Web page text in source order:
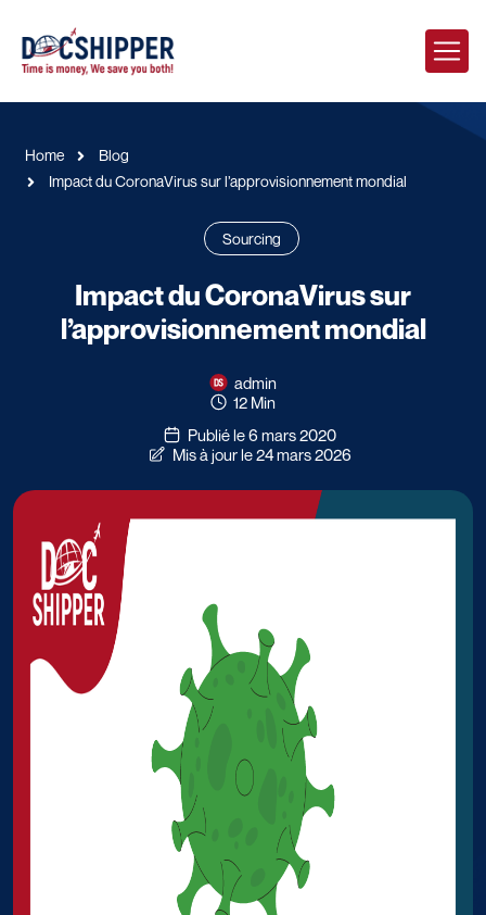
Home
Blog
Impact du CoronaVirus sur l’approvisionnement mondial
Sourcing
Impact du CoronaVirus sur
l’approvisionnement mondial
admin
12 Min
Publié le 6 mars 2020
Mis à jour le 24 mars 2026